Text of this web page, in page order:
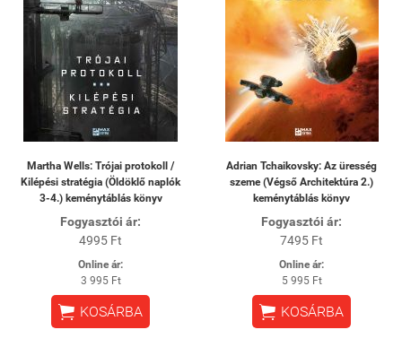
Martha Wells: Trójai protokoll /
Kilépési stratégia (Öldöklő naplók
3-4.) keménytáblás könyv
Fogyasztói ár:
4995 Ft
Online ár:
3 995 Ft
 KOSÁRBA
Adrian Tchaikovsky: Az üresség
szeme (Végső Architektúra 2.)
keménytáblás könyv
Fogyasztói ár:
7495 Ft
Online ár:
5 995 Ft
 KOSÁRBA